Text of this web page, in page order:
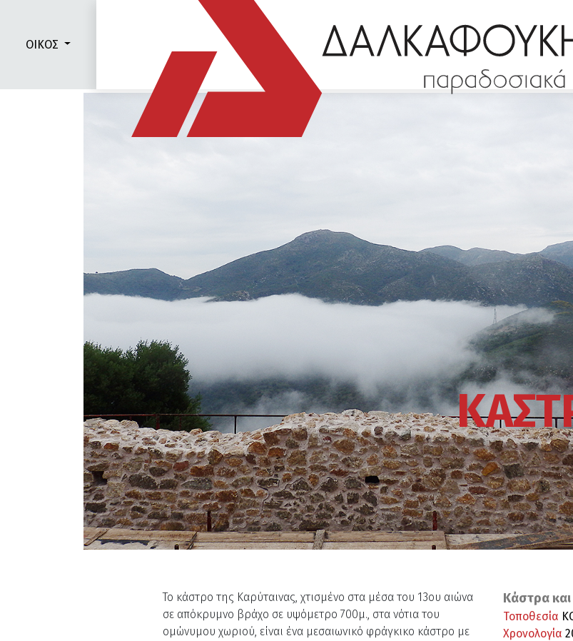
ΟΙΚΟΣ
Το κάστρο της Καρύταινας, χτισμένο στα μέσα του 13ου αιώνα
σε απόκρυμνο βράχο σε υψόμετρο 700μ., στα νότια του
ομώνυμου χωριού, είναι ένα μεσαιωνικό φράγκικο κάστρο με
Κάστρα
Τοποθεσία
Χρονολογία